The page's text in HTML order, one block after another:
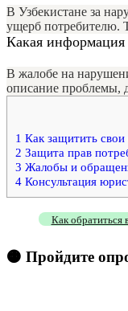
В Узбекистане за
ущерб потребителю.
Какая информация
В жалобе на
описание проблемы,
1 Как защитить свои
2 Защита прав
3 Жалобы и
4 Консультация
Как обратиться
🟠 Пройдите